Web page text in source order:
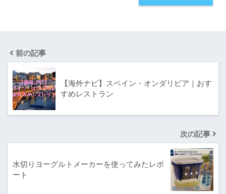
前の記事
【海外ナビ】スペイン・オンダリビア｜おす
すめレストラン
次の記事
水切りヨーグルトメーカーを使ってみたレポ
ート